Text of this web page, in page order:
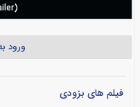
ورود
فیلم های بزودی